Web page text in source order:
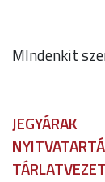
MIndenkit
JEGYÁRAK